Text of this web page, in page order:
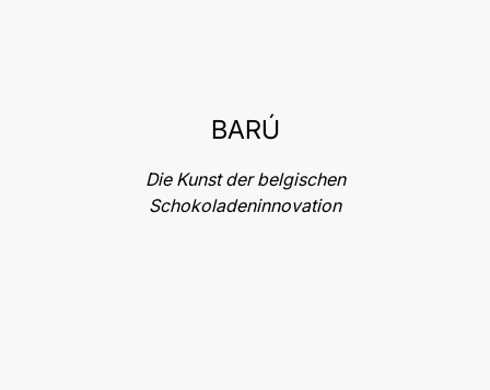
BARÚ
Die Kunst der belgischen
Schokoladeninnovation